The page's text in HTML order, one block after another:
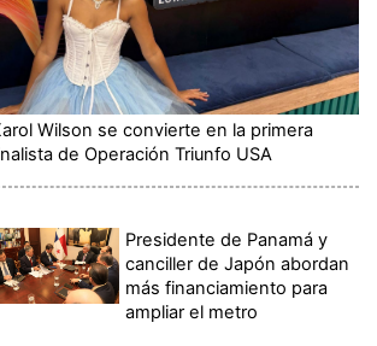
Wilson se convierte en la primera
de Operación Triunfo USA
Presidente de Panamá y
canciller de Japón abordan
más financiamiento para
ampliar el metro